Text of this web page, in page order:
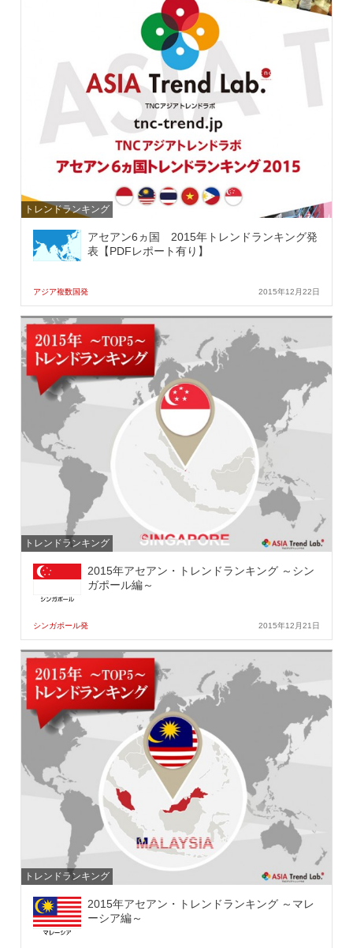
トレンドランキング
アセアン6ヵ国 2015年トレンドランキング発
表【PDFレポート有り】
アジア複数国発 2015年12月22日
トレンドランキング
2015年アセアン・トレンドランキング ～シン
ガポール編～
シンガポール発 2015年12月21日
トレンドランキング
2015年アセアン・トレンドランキング ～マレ
ーシア編～